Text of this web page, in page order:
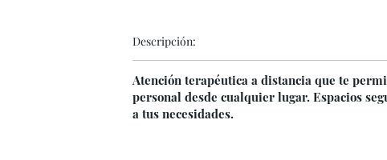
Descripción:
Atención terapéutica a distancia que te
personal desde cualquier lugar. Espacios
a tus necesidades.